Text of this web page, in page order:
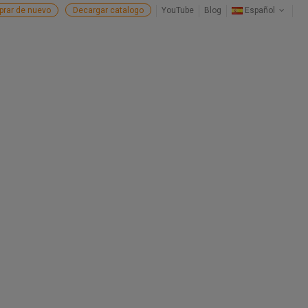
Español
Blog
YouTube
Decargar catalogo
de nuevo